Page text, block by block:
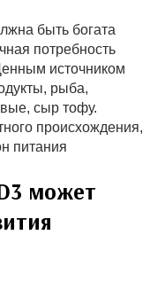
быть богата
потребность
источником
рыба,
сыр тофу.
происхождения,
питания
может